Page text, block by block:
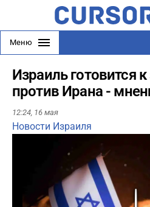
Меню
Израиль готовится
против Ирана -
12:24, 16 мая
Новости Израиля